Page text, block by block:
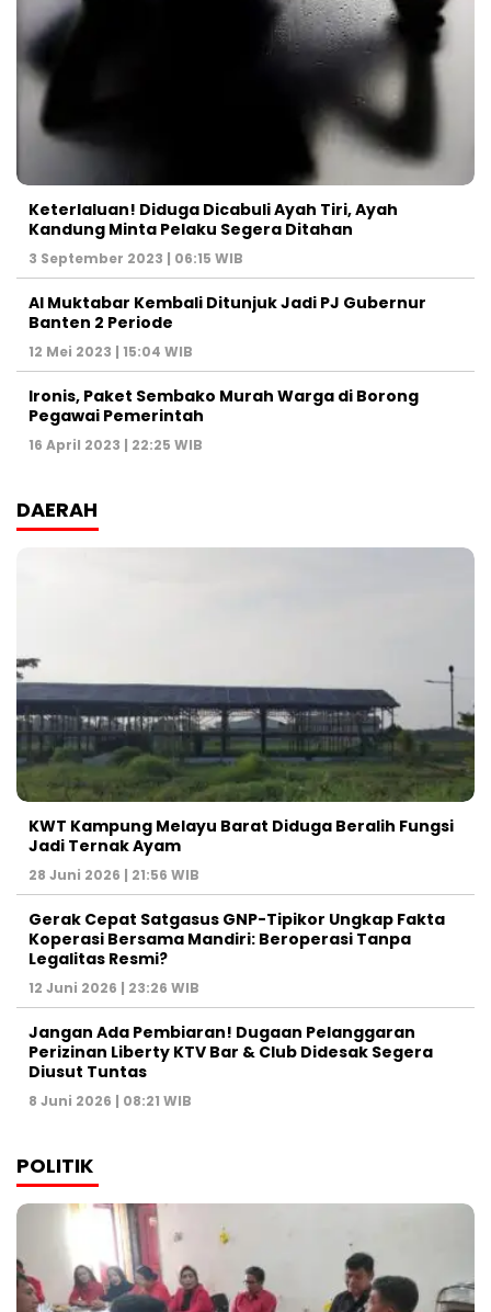
Keterlaluan! Diduga Dicabuli Ayah Tiri, Ayah
Kandung Minta Pelaku Segera Ditahan
3 September 2023 | 06:15 WIB
Al Muktabar Kembali Ditunjuk Jadi PJ Gubernur
Banten 2 Periode
12 Mei 2023 | 15:04 WIB
Ironis, Paket Sembako Murah Warga di Borong
Pegawai Pemerintah
16 April 2023 | 22:25 WIB
DAERAH
KWT Kampung Melayu Barat Diduga Beralih Fungsi
Jadi Ternak Ayam
28 Juni 2026 | 21:56 WIB
Gerak Cepat Satgasus GNP-Tipikor Ungkap Fakta
Koperasi Bersama Mandiri: Beroperasi Tanpa
Legalitas Resmi?
12 Juni 2026 | 23:26 WIB
Jangan Ada Pembiaran! Dugaan Pelanggaran
Perizinan Liberty KTV Bar & Club Didesak Segera
Diusut Tuntas
8 Juni 2026 | 08:21 WIB
POLITIK